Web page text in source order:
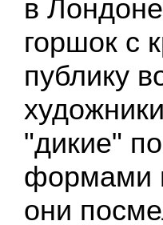
в
горшок с
публику
"дикие"
формами
они